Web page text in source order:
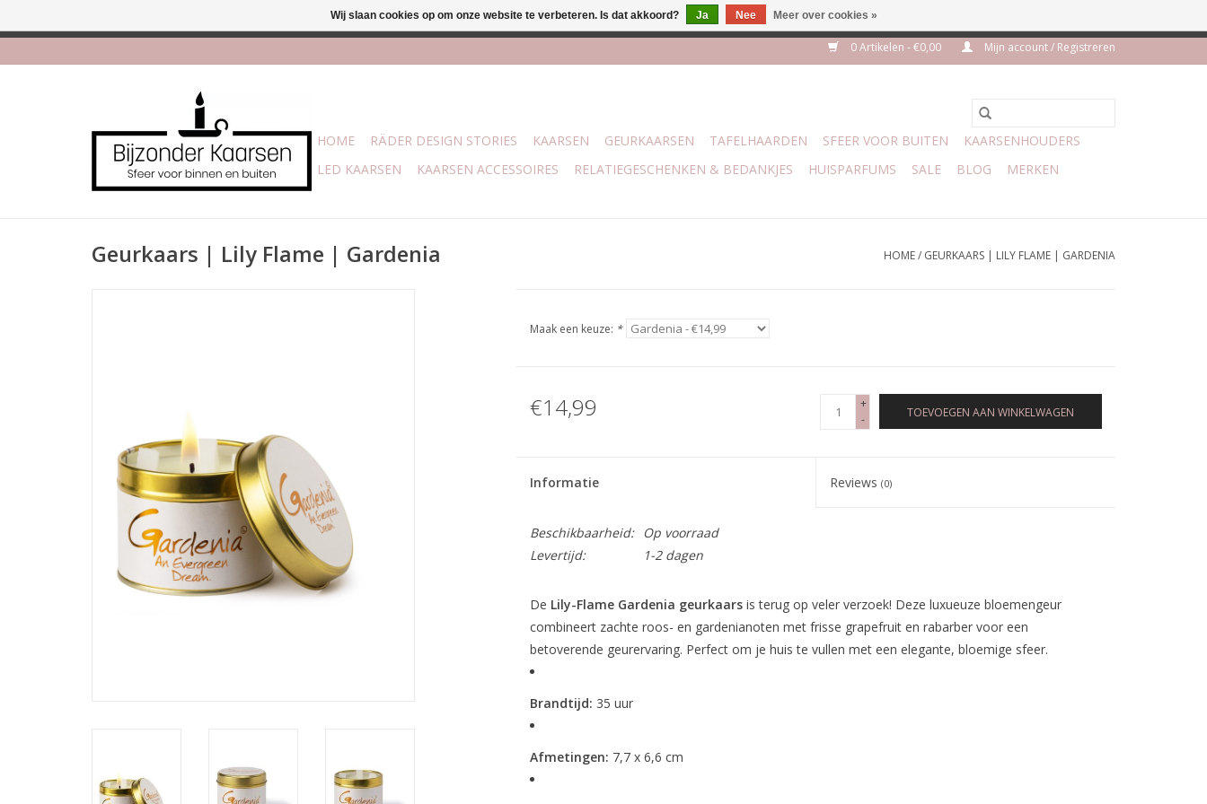
0 Artikelen - €0,00 Mijn account / Registreren
HOME RÄDER DESIGN STORIES KAARSEN GEURKAARSEN TAFELHAARDEN SFEER VOOR BUITEN
KAARSENHOUDERS
LED KAARSEN
KAARSEN ACCESSOIRES RELATIEGESCHENKEN & BEDANKJES HUISPARFUMS SALE BLOG MERKEN
Geurkaars | Lily Flame | Gardenia HOME/ GEURKAARS | LILY FLAME | GARDENIA
Maak een keuze: *
€14,99
+
-
TOEVOEGEN AAN WINKELWAGEN
Informatie Reviews(0)
Beschikbaarheid:
Op voorraad
Levertijd:
1-2 dagen
De Lily-Flame Gardenia geurkaarsis terug op veler verzoek! Deze luxueuze bloemengeur
combineert zachte roos- en gardenianoten met frisse grapefruit en rabarber voor een
betoverende geurervaring. Perfect om je huis te vullen met een elegante, bloemige sfeer.
Brandtijd: 35 uur
Afmetingen: 7,7 x 6,6 cm
Wij slaan cookies op om onze website te verbeteren. Is dat akkoord? Ja Nee Meer over cookies »
Afhalen is mogelijk bij Trotz Woon & Cadeau | Belvederelaan 107 Zwolle | boven de 70 euro geen verzendkosten